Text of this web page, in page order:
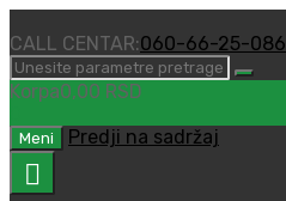
CALL CENTAR:060-66-25-086
Korpa0,00 RSD
Meni Predji na sadržaj